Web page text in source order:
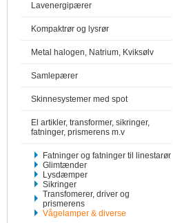
Lavenergipærer
Kompaktrør og lysrør
Metal halogen, Natrium, Kviksølv
Samlepærer
Skinnesystemer med spot
El artikler, transformer, sikringer,
fatninger, prismerens m.v
Fatninger og fatninger til linestarør
Glimtænder
Lysdæmper
Sikringer
Transfomerer, driver og
prismerens
Vågelamper & diverse